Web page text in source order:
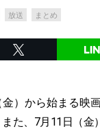
放送 まとめ
）から始まる映
た、7月11日（金